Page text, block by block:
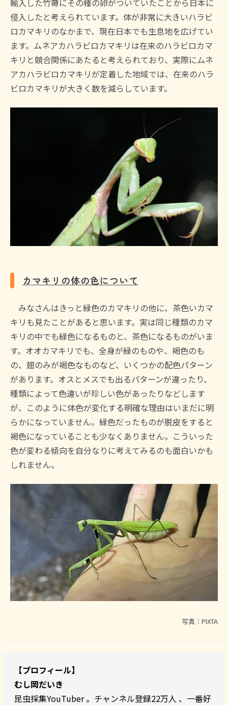
侵入したと考えられています。体が非常に大きいハラビ
ロカマキリのなかまで、現在日本でも生息地を広げてい
ます。ムネアカハラビロカマキリは在来のハラビロカマ
キリと競合関係にあたると考えられており、実際にムネ
アカハラビロカマキリが定着した地域では、在来のハラ
ビロカマキリが大きく数を減らしています。
カマキリの体の色について
みなさんはきっと緑色のカマキリの他に、茶色いカマ
キリも見たことがあると思います。実は同じ種類のカマ
キリの中でも緑色になるものと、茶色になるものがいま
す。オオカマキリでも、全身が緑のものや、褐色のも
の、翅のみが褐色なものなど、いくつかの配色パターン
があります。オスとメスでも出るパターンが違ったり、
種類によって色違いが珍しい色があったりなどします
が、このように体色が変化する明確な理由はいまだに明
らかになっていません。緑色だったものが脱皮をすると
褐色になっていることも少なくありません。こういった
色が変わる傾向を自分なりに考えてみるのも面白いかも
しれません。
写真：PIXTA
【プロフィール】
むし岡だいき
昆虫採集YouTuber 。チャンネル登録22万人 、一番好